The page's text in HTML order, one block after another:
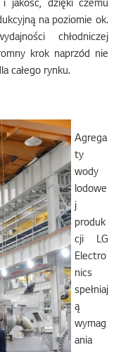
jakość, dzięki czemu
na poziomie ok.
chłodniczej
krok naprzód nie
całego rynku.
Agrega
ty
wody
lodowe
j
produk
cji LG
Electro
nics
spełniaj
ą
wymag
ania